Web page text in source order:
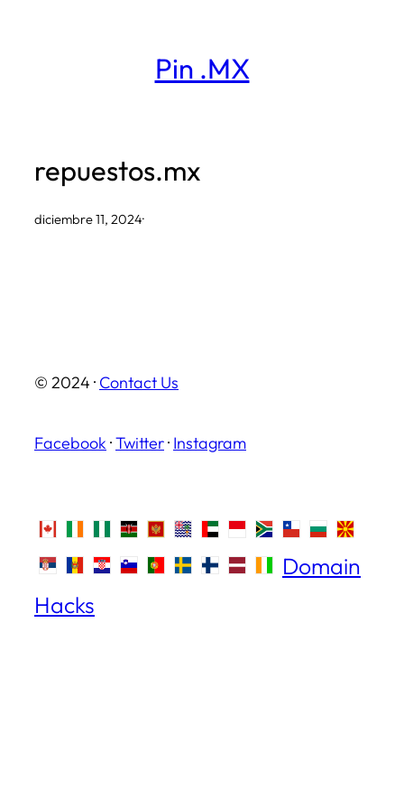
Pin .MX
repuestos.mx
diciembre 11, 2024·
© 2024 · Contact Us
Facebook ·Twitter· Instagram
Domain
Hacks